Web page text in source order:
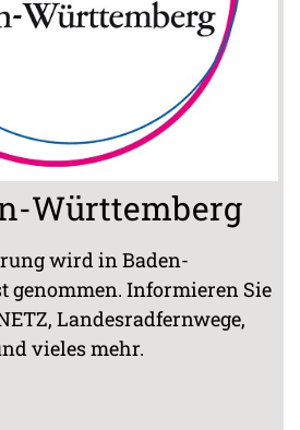
Württemberg
wird in Baden-
genommen. Informieren Sie
Landesradfernwege,
vieles mehr.